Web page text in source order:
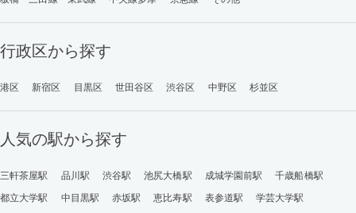
行政区から探す
港区 新宿区 目黒区 世田谷区 渋谷区 中野区 杉並区
人気の駅から探す
三軒茶屋駅 品川駅 渋谷駅 池尻大橋駅 成城学園前駅
千歳船橋駅
都立大学駅
中目黒駅 赤坂駅 恵比寿駅 表参道駅
学芸大学駅